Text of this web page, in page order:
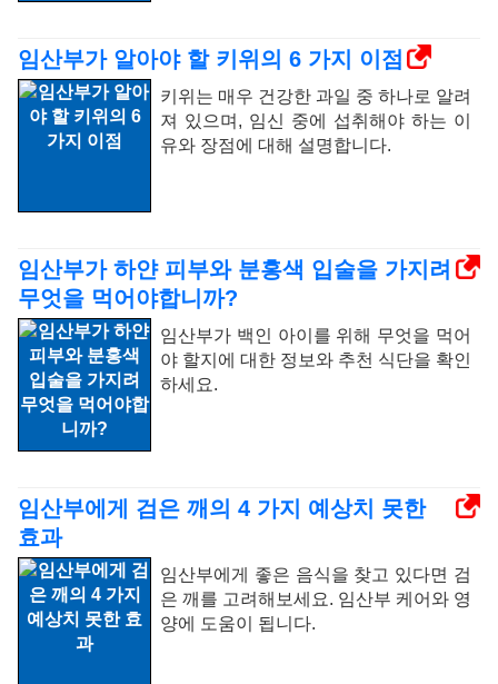
임산부가 알아야 할 키위의 6 가지 이점
키위는 매우 건강한 과일 중 하나로 알려
져 있으며, 임신 중에 섭취해야 하는 이
유와 장점에 대해 설명합니다.
임산부가 하얀 피부와 분홍색 입술을 가지려
무엇을 먹어야합니까?
임산부가 백인 아이를 위해 무엇을 먹어
야 할지에 대한 정보와 추천 식단을 확인
하세요.
임산부에게 검은 깨의 4 가지 예상치 못한
효과
임산부에게 좋은 음식을 찾고 있다면 검
은 깨를 고려해보세요. 임산부 케어와 영
양에 도움이 됩니다.